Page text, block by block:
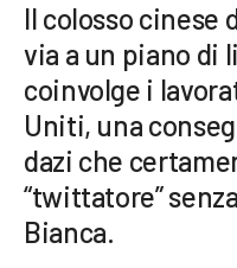
Il colosso cinese
via a un piano di
coinvolge i
Uniti, una
dazi che
“twittatore”
Bianca.